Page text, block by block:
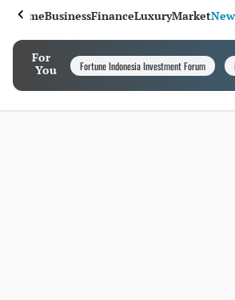
HomeBusinessFinanceLuxuryMarket
For
You
Fortune Indonesia Investment Forum